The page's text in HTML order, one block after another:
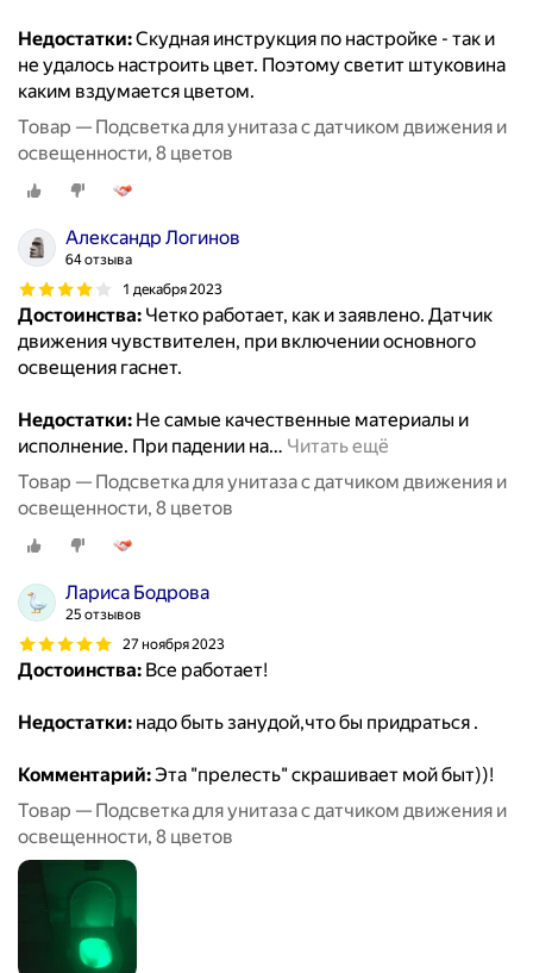
Недостатки:Скудная инструкция по настройке - так и
не удалось настроить цвет. Поэтому светит штуковина
каким вздумается цветом.
Товар — Подсветка для унитаза с датчиком движения и
освещенности, 8 цветов
Александр Логинов
64 отзыва
1 декабря 2023
Достоинства: Четко работает, как и заявлено. Датчик
движения чувствителен, при включении основного
освещения гаснет.
Недостатки: Не самые качественные материалы и
исполнение. При падении на… Читать ещё
Товар — Подсветка для унитаза с датчиком движения и
освещенности, 8 цветов
Лариса Бодрова
25 отзывов
27 ноября 2023
Достоинства: Все работает!
Недостатки: надо быть занудой,что бы придраться .
Комментарий:Эта "прелесть" скрашивает мой быт))!
Товар — Подсветка для унитаза с датчиком движения и
освещенности, 8 цветов